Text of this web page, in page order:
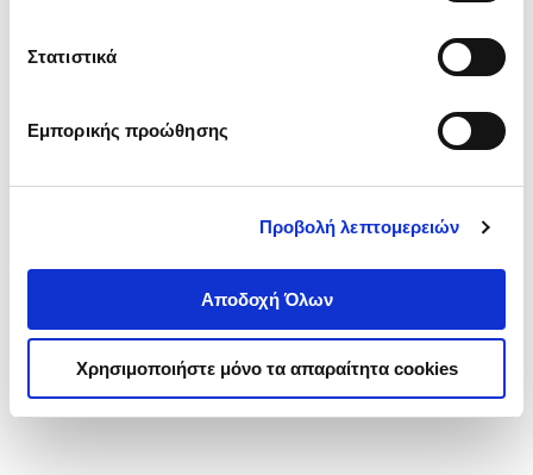
Στατιστικά
Εμπορικής προώθησης
Προβολή λεπτομερειών
Αποδοχή Όλων
Χρησιμοποιήστε μόνο τα απαραίτητα cookies